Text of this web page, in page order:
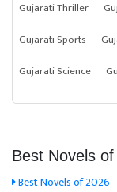
Gujarati Thriller
Gujarati Sports
Gujarati Science
Best Novels
Best Novels of 2026